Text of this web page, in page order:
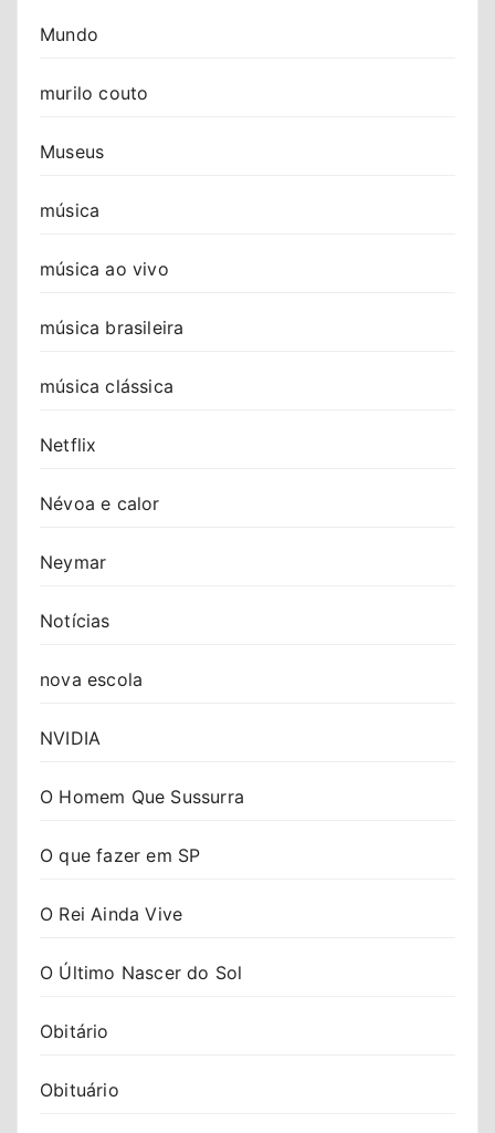
Mundo
murilo couto
Museus
música
música ao vivo
música brasileira
música clássica
Netflix
Névoa e calor
Neymar
Notícias
nova escola
NVIDIA
O Homem Que Sussurra
O que fazer em SP
O Rei Ainda Vive
O Último Nascer do Sol
Obitário
Obituário